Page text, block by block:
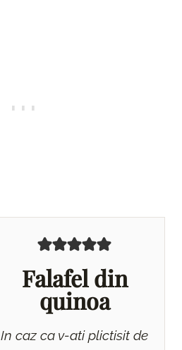
Falafel din
quinoa
In caz ca v-ati plictisit de